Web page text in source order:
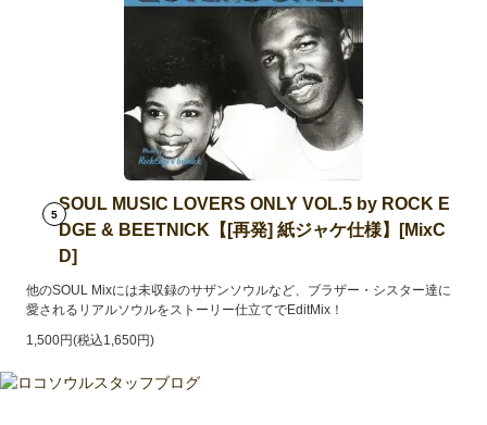
5
SOUL MUSIC LOVERS ONLY VOL.5 by ROCK E
DGE & BEETNICK【[再発] 紙ジャケ仕様】[MixC
D]
他のSOUL Mixには未収録のサザンソウルなど、ブラザー・シスター達に
愛されるリアルソウルをストーリー仕立てでEditMix！
1,500円(税込1,650円)